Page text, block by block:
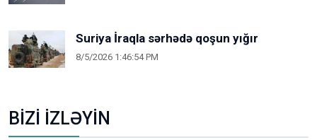
Suriya İraqla sərhədə qoşun yığır
8/5/2026 1:46:54 PM
BİZİ İZLƏYİN